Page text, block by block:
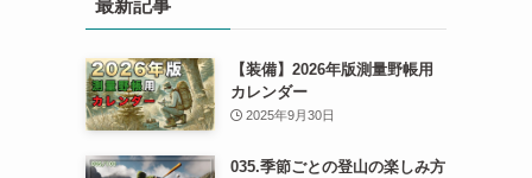
最新記事
【装備】2026年版測量野帳用
カレンダー
2025年9月30日
035.季節ごとの登山の楽しみ方